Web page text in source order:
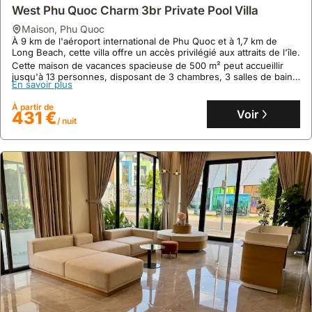
Aucun avis
Luxury Villa Phu Quoc
maison,Phu Quoc
À seulement 7 minutes à pied de la populaire Long Beach, cette
villa de luxe à Phú Quốc offre un accès facile à des sites comme la
pagode Sung Hung (11,4 km) et la prison de Phú Quốc (4,5 km).
Cette location de villa propose 2 chambres, 4 salles de bain, une
cuisine équipée, la climatisation, une piscine privée, une terrasse
avec vue sur le jardin et le Wi-Fi gratuit pour accueillir jusqu'à 15
personnes.
En savoir plus
137 €/ nuit Voir
West Phu Quoc Charm 3br Private Pool Villa
maison, Phu Quoc
À 9 km de l'aéroport international de Phu Quoc et à 1,7 km de
Long Beach, cette villa offre un accès privilégié aux attraits de l'île.
Cette maison de vacances spacieuse de 500 m² peut accueillir
jusqu'à 13 personnes, disposant de 3 chambres, 3 salles de bain,
d'une piscine privée et d'une cuisine entièrement équipée pour
En savoir plus
À partir de
431 €/ nuit Voir